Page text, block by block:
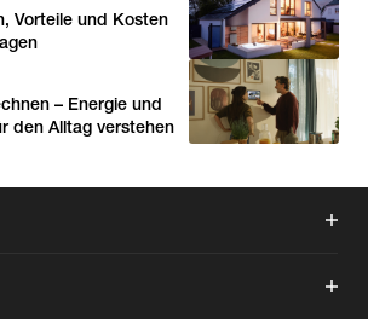
Vorteile und Kosten
und
den Alltag verstehen